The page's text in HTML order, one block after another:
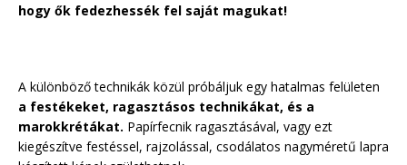
hogy ők fedezhessék fel saját magukat!
A különböző technikák közül próbáljuk egy hatalmas felületen
a festékeket, ragasztásos technikákat, és a
marokkrétákat. Papírfecnik ragasztásával, vagy ezt
kiegészítve festéssel, rajzolással, csodálatos nagyméretű lapra